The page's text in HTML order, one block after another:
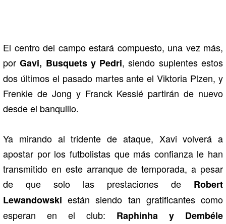
El centro del campo estará compuesto, una vez más,
porGavi, Busquets y Pedri, siendo suplentes estos
dos últimos el pasado martes ante el Viktoria Plzen, y
Frenkie de Jong y Franck Kessié partirán de nuevo
desde el banquillo.
Ya mirando al tridente de ataque, Xavi volverá a
apostar por los futbolistas que más confianza le han
transmitido en este arranque de temporada, a pesar
de que solo las prestaciones de Robert
Lewandowski están siendo tan gratificantes como
esperan en el club: Raphinha y Dembéle